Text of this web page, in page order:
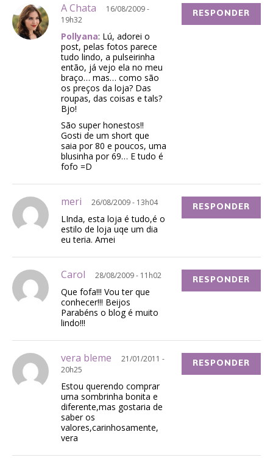
A Chata
16/08/2009 -
19h32
Pollyana: Lú, adorei o
post, pelas fotos parece
tudo lindo, a pulseirinha
então, já vejo ela no meu
braço… mas… como são
os preços da loja? Das
roupas, das coisas e tals?
Bjo!
São super honestos!!
Gosti de um short que
saia por 80 e poucos, uma
blusinha por 69… E tudo é
fofo =D
RESPONDER
meri 26/08/2009 - 13h04
LInda, esta loja é tudo,é o
estilo de loja uqe um dia
eu teria. Amei
RESPONDER
Carol 28/08/2009 - 11h02
Que fofa!!! Vou ter que
conhecer!!! Beijos
Parabéns o blog é muito
lindo!!!
RESPONDER
vera bleme
21/01/2011 -
20h25
Estou querendo comprar
uma sombrinha bonita e
diferente,mas gostaria de
saber os
valores,carinhosamente,
vera
RESPONDER